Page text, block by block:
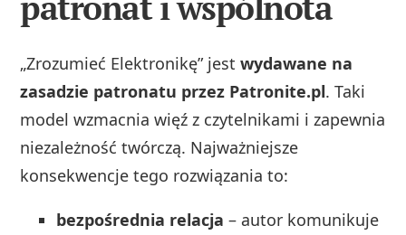
„Zrozumieć Elektronikę” jestwydawane na
zasadzie patronatu przez Patronite.pl. Taki
model wzmacnia więź z czytelnikami i zapewnia
niezależność twórczą. Najważniejsze
konsekwencje tego rozwiązania to:
bezpośrednia relacja – autor komunikuje